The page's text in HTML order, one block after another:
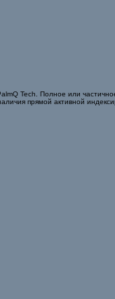
Tech. Полное или
прямой активной